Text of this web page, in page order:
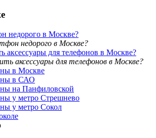
недорого в Москве?
аксессуары для телефонов в Москве?
в Москве
в САО
на Панфиловской
у метро Стрешнево
у метро Сокол